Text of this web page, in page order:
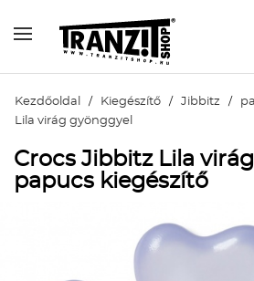
Kezdőoldal / Kiegészítő / Jibbitz /
Lila virág gyönggyel
Crocs Jibbitz Lila
papucs kiegészítő